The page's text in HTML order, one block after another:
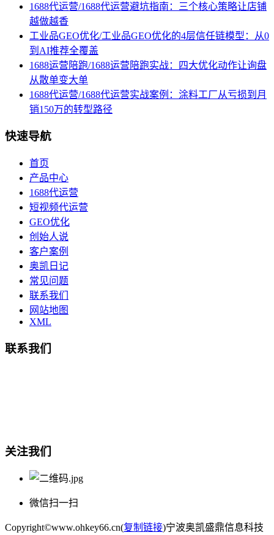
1688代运营/1688代运营避坑指南：三个核心策略让店铺
越做越香
工业品GEO优化/工业品GEO优化的4层信任链模型：从0
到AI推荐全覆盖
1688运营陪跑/1688运营陪跑实战：四大优化动作让询盘
从散单变大单
1688代运营/1688代运营实战案例：涂料工厂从亏损到月
销150万的转型路径
快速导航
首页
产品中心
1688代运营
短视频代运营
GEO优化
创始人说
客户案例
奥凯日记
常见问题
联系我们
网站地图
XML
联系我们
关注我们
微信扫一扫
Copyright©www.ohkey66.cn(复制链接)宁波奥凯盛鼎信息科技